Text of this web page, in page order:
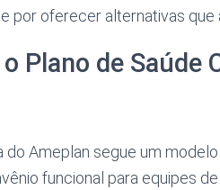
por oferecer alternativas que
Plano de Saúde
Ameplan segue um
funcional para equipes